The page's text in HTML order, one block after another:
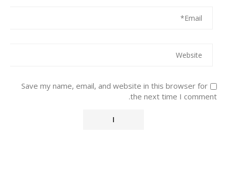
Save my name, email, and website in this browser for
the next time I comment.